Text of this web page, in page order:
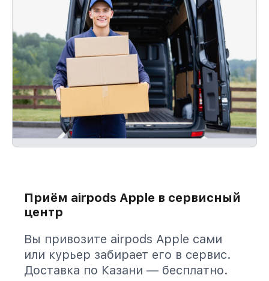
Приём airpods Apple в сервисный
центр
Вы привозите airpods Apple сами
или курьер забирает его в сервис.
Доставка по Казани — бесплатно.